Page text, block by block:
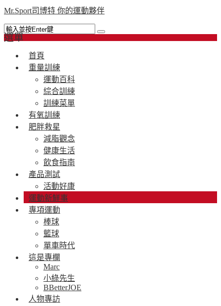
Mr.Sport司博特 你的運動夥伴
選單
首頁
重量訓練
運動百科
綜合訓練
訓練菜單
有氧訓練
肥胖救星
減脂觀念
健康生活
飲食指南
產品測試
活動好康
運動新鮮事
專項運動
棒球
籃球
單車時代
這是專欄
Marc
小綠先生
BBetterJOE
人物專訪